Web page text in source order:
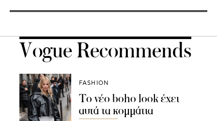
Vogue Recommends
FASHION
Το νέο boho look έχει
αυτά τα κομμάτια